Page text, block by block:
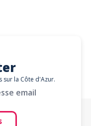
sur la Côte d'Azur.
email